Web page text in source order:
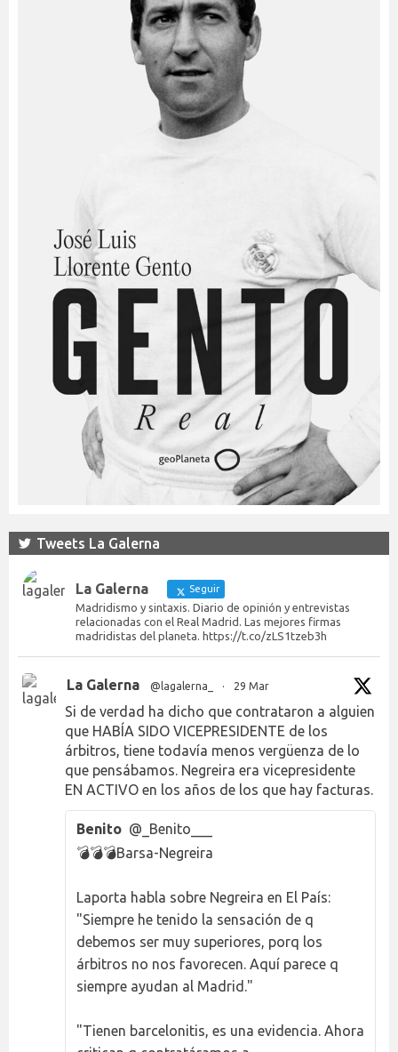
Tweets La Galerna
La Galerna Seguir
Madridismo y sintaxis. Diario de opinión y entrevistas
relacionadas con el Real Madrid. Las mejores firmas
madridistas del planeta. https://t.co/zLS1tzeb3h
La Galerna @lagalerna_ · 29 Mar
Si de verdad ha dicho que contrataron a alguien
que HABÍA SIDO VICEPRESIDENTE de los
árbitros, tiene todavía menos vergüenza de lo
que pensábamos. Negreira era vicepresidente
EN ACTIVO en los años de los que hay facturas.
Benito @_Benito___
💣💣💣Barsa-Negreira
Laporta habla sobre Negreira en El País:
"Siempre he tenido la sensación de q
debemos ser muy superiores, porq los
árbitros no nos favorecen. Aquí parece q
siempre ayudan al Madrid."
"Tienen barcelonitis, es una evidencia. Ahora